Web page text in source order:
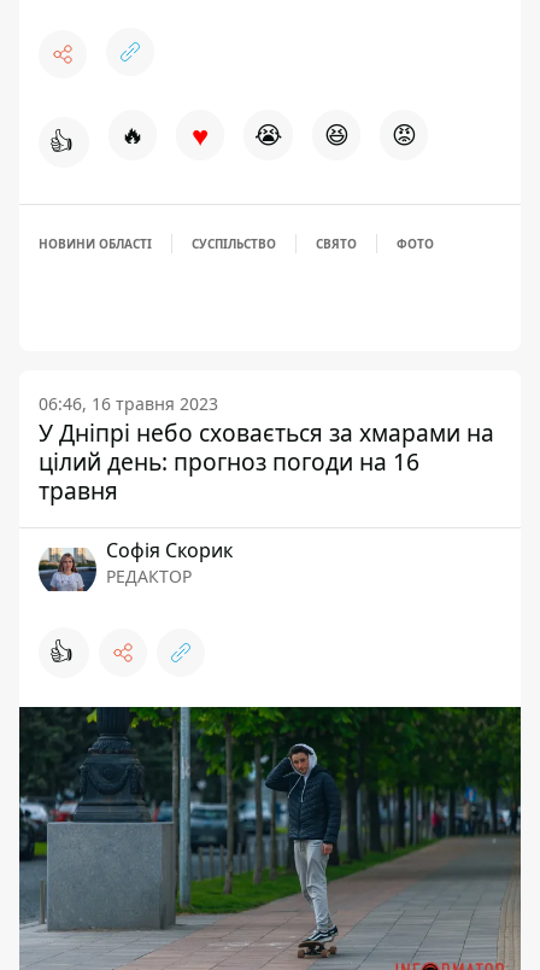
👍 🔥 ♥ 😭 😆 😡
НОВИНИ ОБЛАСТІ СУСПІЛЬСТВО СВЯТО ФОТО
06:46, 16 травня 2023
У Дніпрі небо сховається за хмарами на
цілий день: прогноз погоди на 16
травня
Софія Скорик
РЕДАКТОР
👍